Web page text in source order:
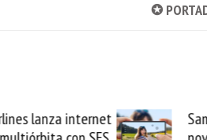
✪
Samsung Galaxy Z Fold8 la